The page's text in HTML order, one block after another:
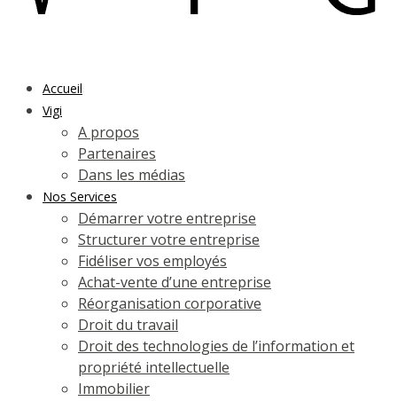
Accueil
Vigi
A propos
Partenaires
Dans les médias
Nos Services
Démarrer votre entreprise
Structurer votre entreprise
Fidéliser vos employés
Achat-vente d’une entreprise
Réorganisation corporative
Droit du travail
Droit des technologies de l’information et
propriété intellectuelle
Immobilier